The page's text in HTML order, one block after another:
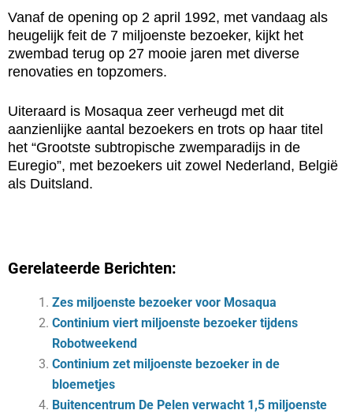
Vanaf de opening op 2 april 1992, met vandaag als
heugelijk feit de 7 miljoenste bezoeker, kijkt het
zwembad terug op 27 mooie jaren met diverse
renovaties en topzomers.
Uiteraard is Mosaqua zeer verheugd met dit
aanzienlijke aantal bezoekers en trots op haar titel
het “Grootste subtropische zwemparadijs in de
Euregio”, met bezoekers uit zowel Nederland, België
als Duitsland.
Gerelateerde Berichten:
Zes miljoenste bezoeker voor Mosaqua
Continium viert miljoenste bezoeker tijdens
Robotweekend
Continium zet miljoenste bezoeker in de
bloemetjes
Buitencentrum De Pelen verwacht 1,5 miljoenste